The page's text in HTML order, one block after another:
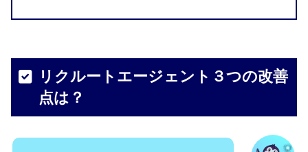
リクルートエージェント３つの改善
点は？